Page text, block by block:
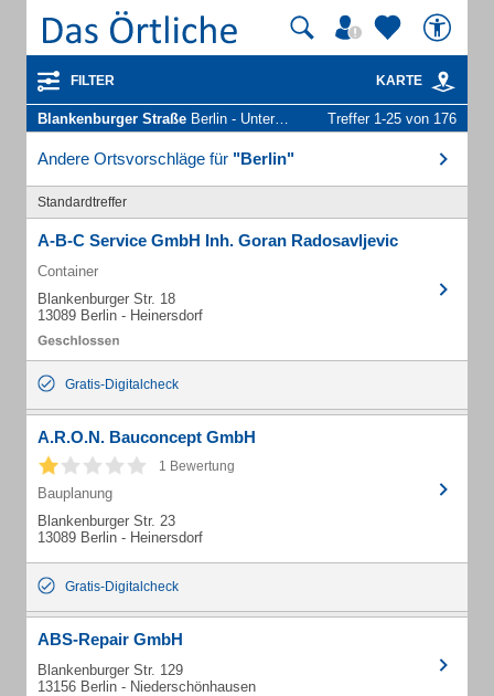
FILTER KARTE
Blankenburger Straße Berlin - Unternehmen und Personen Treffer 1-25 von 176
Andere Ortsvorschläge für "Berlin"
Standardtreffer
A-B-C Service GmbH Inh. Goran Radosavljevic
Container
Blankenburger Str. 18
13089 Berlin - Heinersdorf
Gratis-Digitalcheck
A.R.O.N. Bauconcept GmbH
1 Bewertung
Bauplanung
Blankenburger Str. 23
13089 Berlin - Heinersdorf
Gratis-Digitalcheck
ABS-Repair GmbH
Blankenburger Str. 129
13156 Berlin - Niederschönhausen